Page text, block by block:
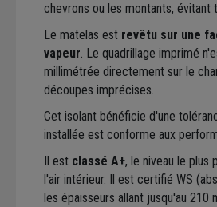
chevrons ou les montants,
Le matelas est revêtu sur une
vapeur . Le quadrillage imprimé
millimétrée directement sur le
découpes imprécises.
Cet isolant bénéficie d'une
installée est conforme aux
Il est classé A+, le niveau le plus
l'air intérieur. Il est certifié WS
les épaisseurs allant jusqu'au